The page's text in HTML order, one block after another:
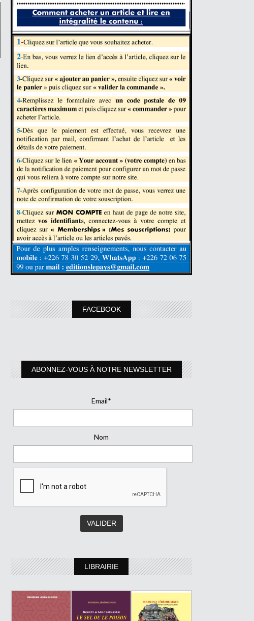
FACEBOOK
ABONNEZ-VOUS À NOTRE NEWSLETTER
Email*
Nom
LIBRAIRIE